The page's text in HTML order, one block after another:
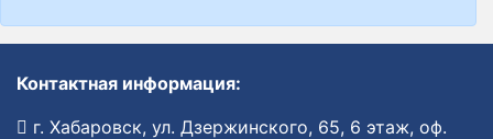
Контактная информация:
г. Хабаровск, ул. Дзержинского, 65, 6 этаж, оф.